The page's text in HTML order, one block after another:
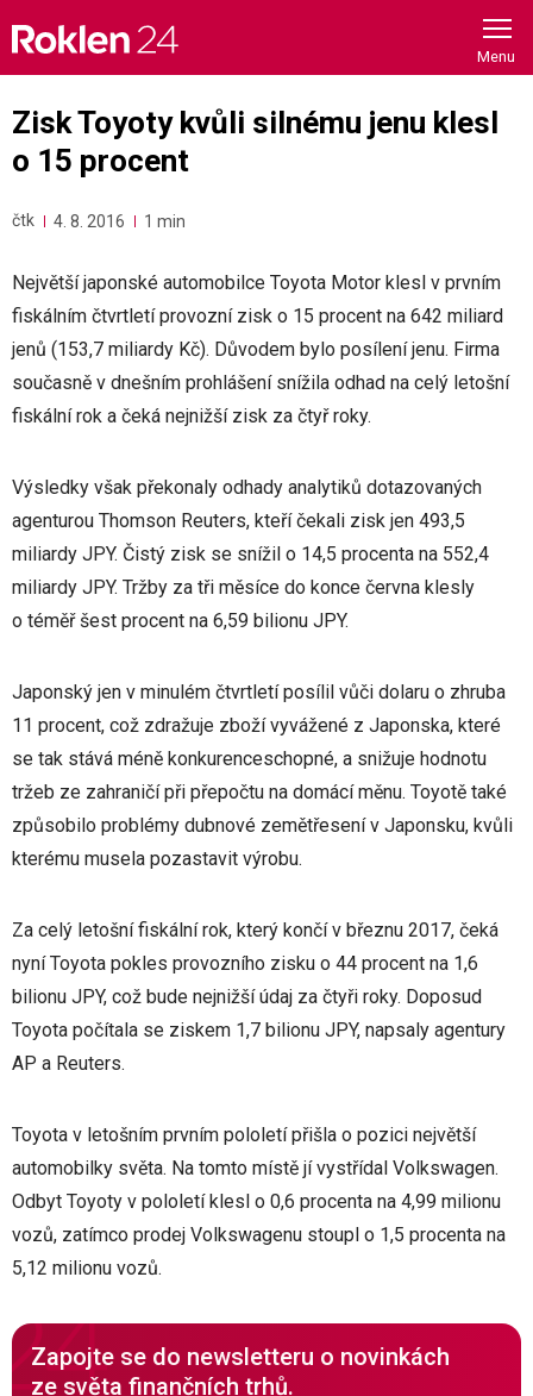
content
Zisk Toyoty kvůli silnému jenu klesl
o 15 procent
čtk 4. 8. 2016 1 min
Největší japonské automobilce Toyota Motor klesl v prvním
fiskálním čtvrtletí provozní zisk o 15 procent na 642 miliard
jenů (153,7 miliardy Kč). Důvodem bylo posílení jenu. Firma
současně v dnešním prohlášení snížila odhad na celý letošní
fiskální rok a čeká nejnižší zisk za čtyř roky.
Výsledky však překonaly odhady analytiků dotazovaných
agenturou Thomson Reuters, kteří čekali zisk jen 493,5
miliardy JPY. Čistý zisk se snížil o 14,5 procenta na 552,4
miliardy JPY. Tržby za tři měsíce do konce června klesly
o téměř šest procent na 6,59 bilionu JPY.
Japonský jen v minulém čtvrtletí posílil vůči dolaru o zhruba
11 procent, což zdražuje zboží vyvážené z Japonska, které
se tak stává méně konkurenceschopné, a snižuje hodnotu
tržeb ze zahraničí při přepočtu na domácí měnu. Toyotě také
způsobilo problémy dubnové zemětřesení v Japonsku, kvůli
kterému musela pozastavit výrobu.
Za celý letošní fiskální rok, který končí v březnu 2017, čeká
nyní Toyota pokles provozního zisku o 44 procent na 1,6
bilionu JPY, což bude nejnižší údaj za čtyři roky. Doposud
Toyota počítala se ziskem 1,7 bilionu JPY, napsaly agentury
AP a Reuters.
Toyota v letošním prvním pololetí přišla o pozici největší
automobilky světa. Na tomto místě jí vystřídal Volkswagen.
Odbyt Toyoty v pololetí klesl o 0,6 procenta na 4,99 milionu
vozů, zatímco prodej Volkswagenu stoupl o 1,5 procenta na
5,12 milionu vozů.
Zapojte se do newsletteru o novinkách
ze světa finančních trhů.